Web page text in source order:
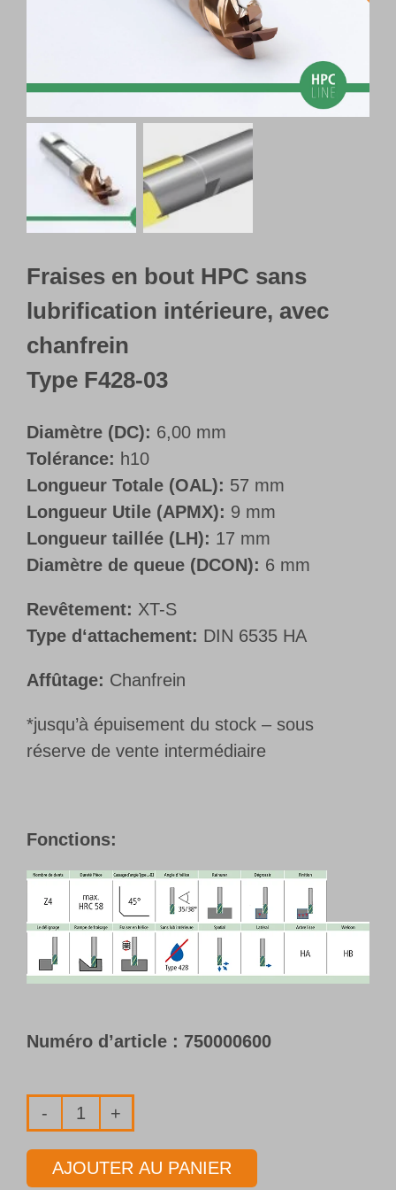
Fraises en bout HPC sans
lubrification intérieure, avec
chanfrein
Type F428-03
Diamètre (DC): 6,00 mm
Tolérance: h10
Longueur Totale (OAL): 57 mm
Longueur Utile (APMX): 9 mm
Longueur taillée (LH): 17 mm
Diamètre de queue (DCON): 6 mm
Revêtement: XT-S
Type d‘attachement: DIN 6535 HA
Affûtage: Chanfrein
*jusqu’à épuisement du stock – sous
réserve de vente intermédiaire
Fonctions:
Numéro d’article : 750000600
quantité
de
Fraises
AJOUTER AU PANIER